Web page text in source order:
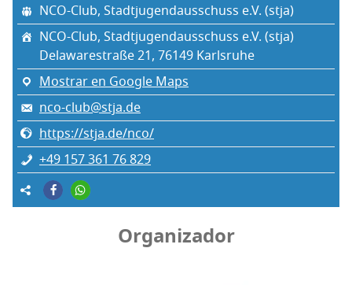
NCO-Club, Stadt­ju­gen­dauss­chuss e.V. (stja)
NCO-Club, Stadt­ju­gen­dauss­chuss e.V. (stja)
Dela­wa­res­traße 21, 76149 Karls­ruhe
Mostrar en Google Maps
nco-club@stja.de
https://stja.de/nco/
+49 157 361 76 829
Organizador